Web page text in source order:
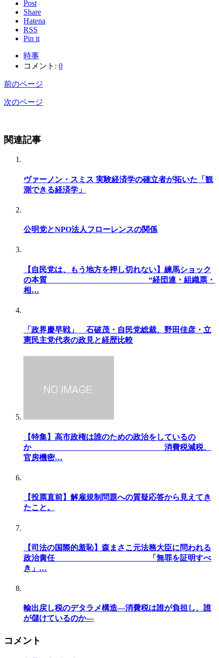
Post
Share
Hatena
RSS
Pin it
時事
コメント: 0
前のページ
次のページ
関連記事
ヴァーノン・スミス 実験経済学の確立者が拓いた「観
測できる経済学」
公明党とNPO法人フローレンスの関係
【自民党は、もう地方を押し切れない】練馬ショック
の本質 “経団連・組織票・
相…
「政界慶早戦」 石破茂・自民党総裁、野田佳彦・立
憲民主党代表の政見と経歴比較
【特集】高市政権は誰のための政治をしているの
か 消費税減税、
官房機密…
【投票直前】解雇規制問題への質疑応答から見えてき
たこと。
【司法の国際的羞恥】森まさこ元法務大臣に問われる
政治責任 「無罪を証明すべ
き」…
輸出戻し税のデタラメ構造―消費税は誰が負担し、誰
が儲けているのか―
コメント